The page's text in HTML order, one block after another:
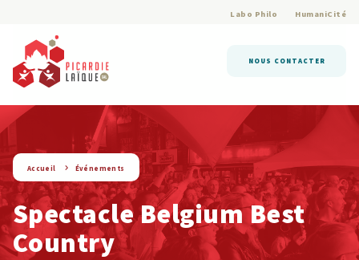
Labo Philo HumaniCité
NOUS CONTACTER
string(9) « evenement »
Accueil Événements
Spectacle Belgium Best
Country